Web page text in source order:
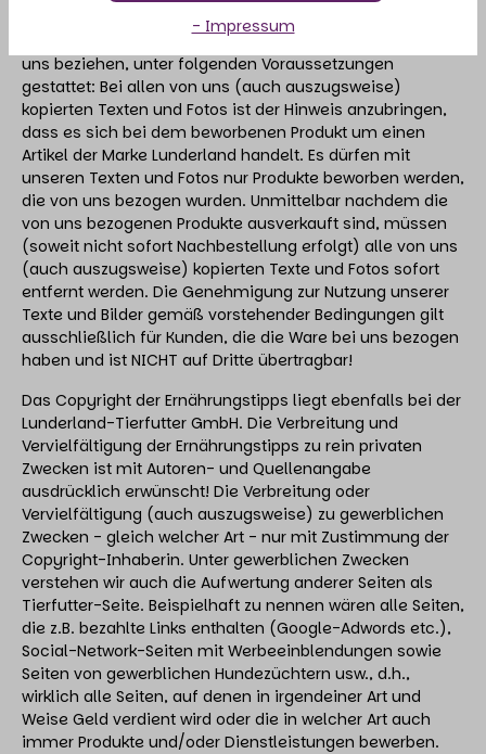
Die Verwendung unserer Produktbeschreibungen und
Produktfotos ist für Händler, die diese Produkte direkt von
uns beziehen, unter folgenden Voraussetzungen
gestattet: Bei allen von uns (auch auszugsweise)
kopierten Texten und Fotos ist der Hinweis anzubringen,
dass es sich bei dem beworbenen Produkt um einen
Artikel der Marke Lunderland handelt. Es dürfen mit
unseren Texten und Fotos nur Produkte beworben werden,
die von uns bezogen wurden. Unmittelbar nachdem die
von uns bezogenen Produkte ausverkauft sind, müssen
(soweit nicht sofort Nachbestellung erfolgt) alle von uns
(auch auszugsweise) kopierten Texte und Fotos sofort
entfernt werden. Die Genehmigung zur Nutzung unserer
Texte und Bilder gemäß vorstehender Bedingungen gilt
ausschließlich für Kunden, die die Ware bei uns bezogen
haben und ist NICHT auf Dritte übertragbar!
Das Copyright der Ernährungstipps liegt ebenfalls bei der
Lunderland-Tierfutter GmbH. Die Verbreitung und
Vervielfältigung der Ernährungstipps zu rein privaten
Zwecken ist mit Autoren- und Quellenangabe
ausdrücklich erwünscht! Die Verbreitung oder
Vervielfältigung (auch auszugsweise) zu gewerblichen
Zwecken - gleich welcher Art - nur mit Zustimmung der
Copyright-Inhaberin. Unter gewerblichen Zwecken
verstehen wir auch die Aufwertung anderer Seiten als
Tierfutter-Seite. Beispielhaft zu nennen wären alle Seiten,
die z.B. bezahlte Links enthalten (Google-Adwords etc.),
Social-Network-Seiten mit Werbeeinblendungen sowie
Seiten von gewerblichen Hundezüchtern usw., d.h.,
wirklich alle Seiten, auf denen in irgendeiner Art und
Weise Geld verdient wird oder die in welcher Art auch
immer Produkte und/oder Dienstleistungen bewerben.
- Impressum